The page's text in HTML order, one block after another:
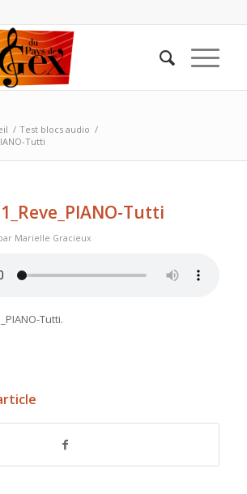
/ Test blocs audio /
Tutti
Tutti
Marielle Gracieux
Tutti.